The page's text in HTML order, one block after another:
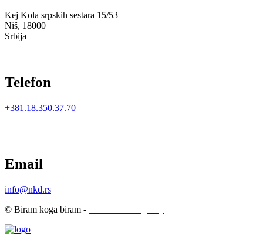
Kej Kola srpskih sestara 15/53
Niš, 18000
Srbija
Telefon
+381.18.350.37.70
Email
info@nkd.rs
© Biram koga biram -